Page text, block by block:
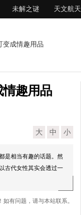
未解之谜 天文航天
变成情趣用品
趣用品
大 中 小
是相当有趣的话题。然
古代女性其实会透过一
有问题，请与本站联系。